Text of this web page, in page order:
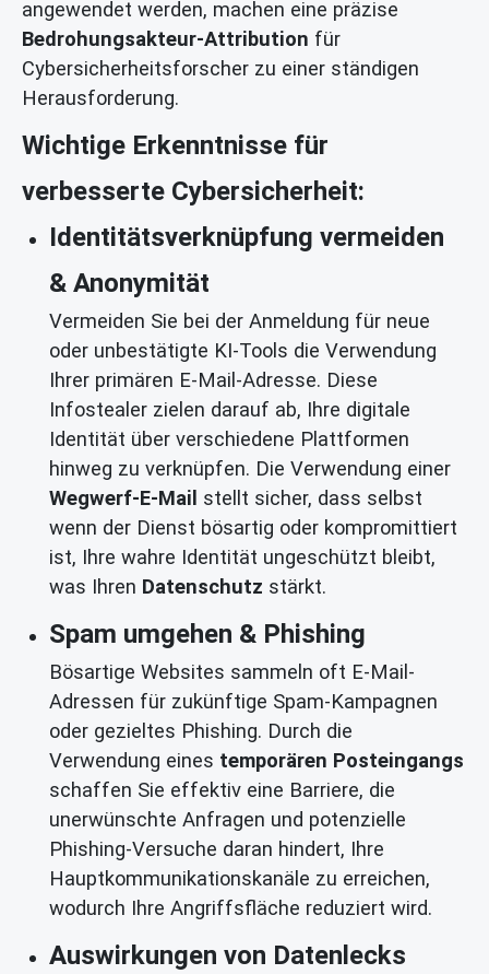
angewendet werden, machen eine präzise
Bedrohungsakteur-Attribution für
Cybersicherheitsforscher zu einer ständigen
Herausforderung.
Wichtige Erkenntnisse für
verbesserte Cybersicherheit:
Identitätsverknüpfung vermeiden
& Anonymität
Vermeiden Sie bei der Anmeldung für neue
oder unbestätigte KI-Tools die Verwendung
Ihrer primären E-Mail-Adresse. Diese
Infostealer zielen darauf ab, Ihre digitale
Identität über verschiedene Plattformen
hinweg zu verknüpfen. Die Verwendung einer
Wegwerf-E-Mail stellt sicher, dass selbst
wenn der Dienst bösartig oder kompromittiert
ist, Ihre wahre Identität ungeschützt bleibt,
was Ihren Datenschutz stärkt.
Spam umgehen & Phishing
Bösartige Websites sammeln oft E-Mail-
Adressen für zukünftige Spam-Kampagnen
oder gezieltes Phishing. Durch die
Verwendung eines temporären Posteingangs
schaffen Sie effektiv eine Barriere, die
unerwünschte Anfragen und potenzielle
Phishing-Versuche daran hindert, Ihre
Hauptkommunikationskanäle zu erreichen,
wodurch Ihre Angriffsfläche reduziert wird.
Auswirkungen von Datenlecks